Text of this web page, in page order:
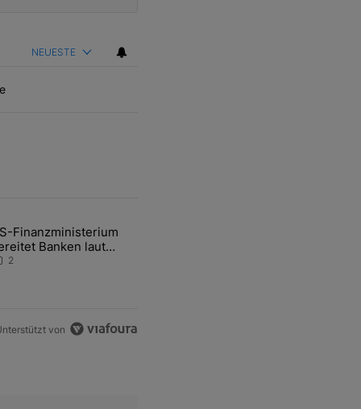
NEUESTE
Artikel der letzten 7 days.
Awareness: Alles über den Retter-Deal" mit 3 kommentare.
mit dem Titel "US-Finanzministerium bereitet Banken laut
Finanzministerium
Banken laut
auf eventuelle
2
von